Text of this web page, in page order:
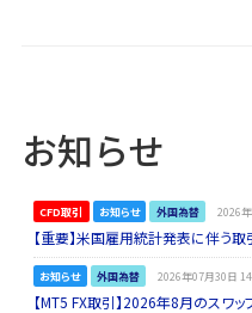
お知らせ
CFD取引 お知らせ 外国為替 2026
【重要】米国雇用統計発表に伴う
お知らせ 外国為替 2026年07月30日
【MT5 FX取引】2026年8月のスワ